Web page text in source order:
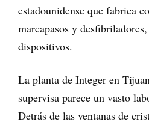
estadounidense que fabrica
marcapasos y
dispositivos.
La planta de Integer en
supervisa parece un vasto
Detrás de las ventanas de